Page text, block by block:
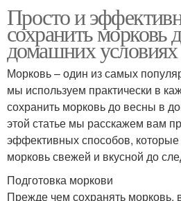
Просто и
сохранить морковь
домашних условиях
Морковь – один из самых
мы используем практически в
сохранить морковь до весны в
этой статье мы расскажем вам
эффективных способов,
морковь свежей и вкусной до
Подготовка моркови
Прежде чем сохранять морковь,